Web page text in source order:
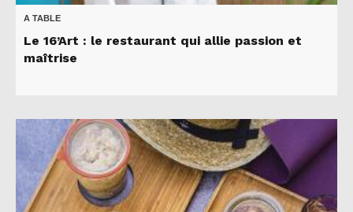
A TABLE
Le 16’Art : le restaurant qui allie passion et
maîtrise